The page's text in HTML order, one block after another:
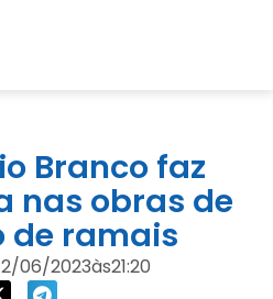
Branco faz
nas obras de
de ramais
06/2023às21:20